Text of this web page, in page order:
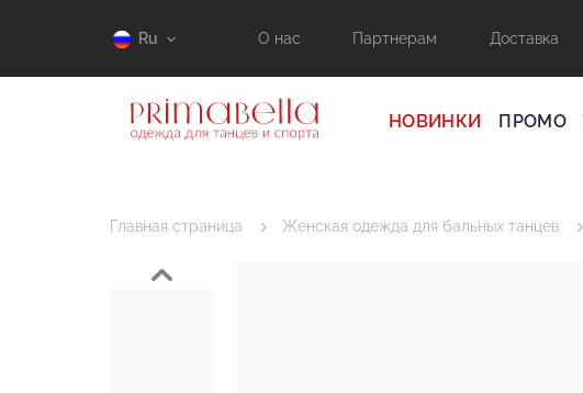
Ru О нас Партнерам Доставка
НОВИНКИ ПРОМО
Главная страница Женская одежда для бальных танцев